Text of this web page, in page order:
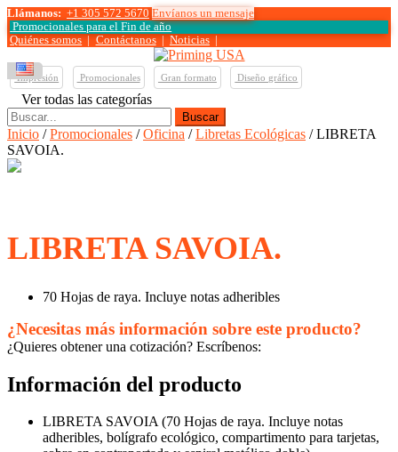
Llámanos: +1 305 572 5670 Envíanos un mensaje
Promocionales para elFin de año
Quiénes somos
Contáctanos Noticias
Impresión Promocionales Gran formato Diseño gráfico
Ver todas las categorías
Buscar:
Inicio /Promocionales /Oficina /Libretas Ecológicas / LIBRETA
SAVOIA.
LIBRETA SAVOIA.
70 Hojas de raya. Incluye notas adheribles
¿Necesitas más información sobre este producto?
¿Quieres obtener una cotización? Escríbenos:
Información del producto
LIBRETA SAVOIA (70 Hojas de raya. Incluye notas
adheribles, bolígrafo ecológico, compartimento para tarjetas,